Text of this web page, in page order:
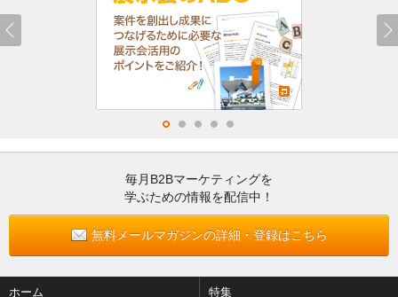
毎月B2Bマーケティングを
学ぶための情報を配信中！
無料メールマガジンの詳細・登録はこちら
ホーム 特集